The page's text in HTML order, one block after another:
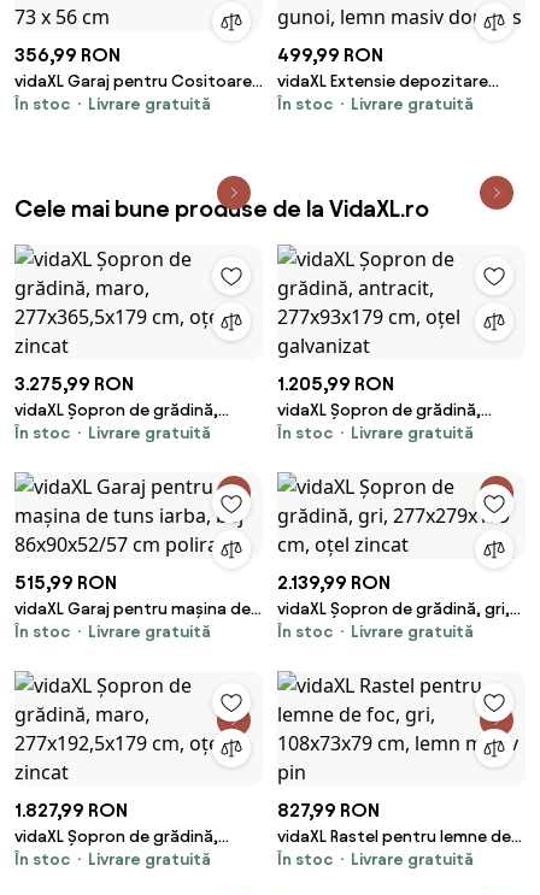
356,99 RON
vidaXL Garaj pentru Cositoare
Gazon Maro 79 x 73 x 56 cm
În stoc Livrare gratuită
499,99 RON
vidaXL Extensie depozitare
pubelă de gunoi, lemn masiv
În stoc Livrare gratuită
Cele mai bune produse de la VidaXL.ro
3.275,99 RON
vidaXL Șopron de grădină,
maro, 277x365,5x179 cm, oțel
În stoc Livrare gratuită
1.205,99 RON
vidaXL Șopron de grădină,
antracit, 277x93x179 cm, oțel
În stoc Livrare gratuită
515,99 RON
vidaXL Garaj pentru mașina de
tuns iarba, bej 86x90x52/57 cm
În stoc Livrare gratuită
2.139,99 RON
vidaXL Șopron de grădină, gri,
277x279x179 cm, oțel zincat
În stoc Livrare gratuită
1.827,99 RON
vidaXL Șopron de grădină,
maro, 277x192,5x179 cm, oțel
În stoc Livrare gratuită
827,99 RON
vidaXL Rastel pentru lemne de
foc, gri, 108x73x79 cm, lemn
În stoc Livrare gratuită